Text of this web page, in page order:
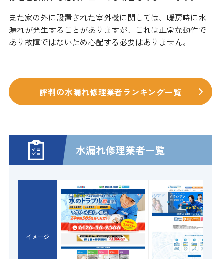
また家の外に設置された室外機に関しては、暖房時に水
漏れが発生することがありますが、これは正常な動作で
あり故障ではないため心配する必要はありません。
評判の水漏れ修理業者ランキング一覧
水漏れ修理業者一覧
イメージ